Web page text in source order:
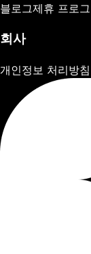
블로그제휴 프로
회사
개인정보 처리방침